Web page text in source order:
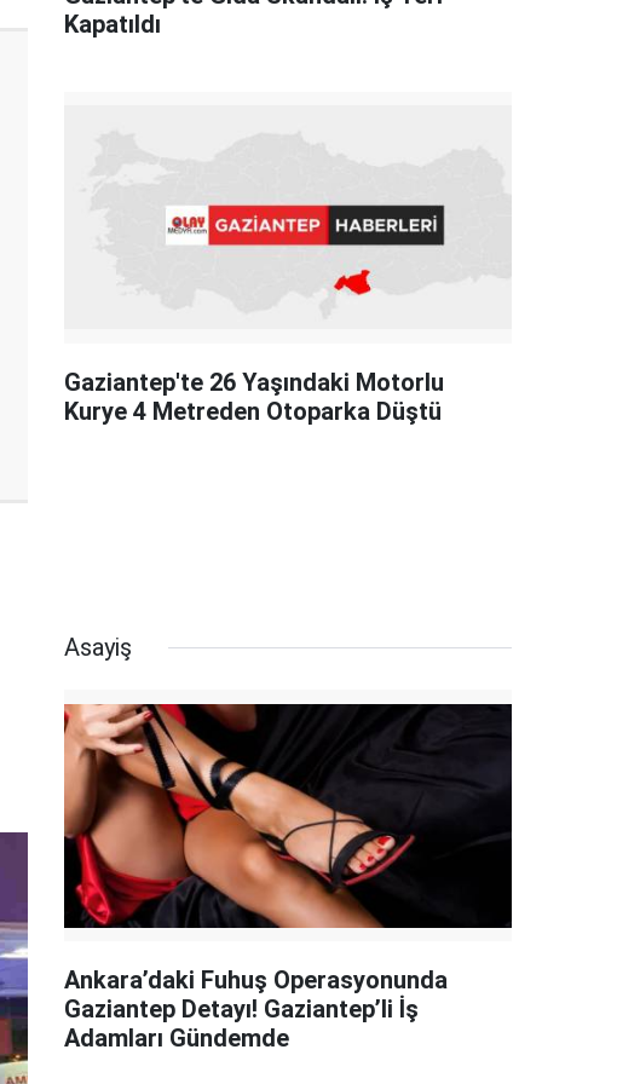
Kapatıldı
Gaziantep'te 26 Yaşındaki Motorlu
Kurye 4 Metreden Otoparka Düştü
Asayiş
Ankara’daki Fuhuş Operasyonunda
Gaziantep Detayı! Gaziantep’li İş
Adamları Gündemde